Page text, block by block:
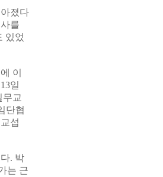
졌다
를
있었
이
일
무교
단협
섭
. 박
는 근